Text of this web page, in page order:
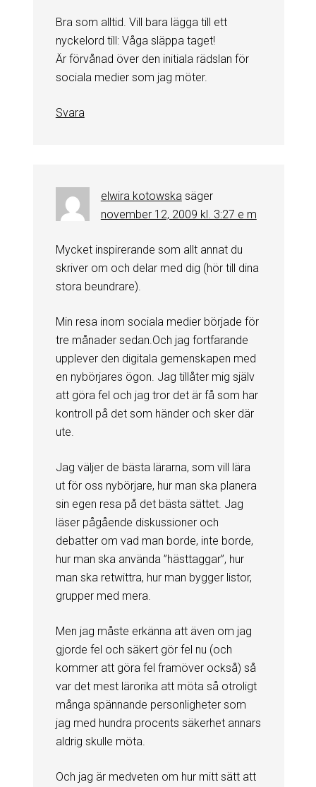
Bra som alltid. Vill bara lägga till ett
nyckelord till: Våga släppa taget!
Är förvånad över den initiala rädslan för
sociala medier som jag möter.
Svara
elwira kotowska säger
november 12, 2009 kl. 3:27 e m
Mycket inspirerande som allt annat du
skriver om och delar med dig (hör till dina
stora beundrare).
Min resa inom sociala medier började för
tre månader sedan.Och jag fortfarande
upplever den digitala gemenskapen med
en nybörjares ögon. Jag tillåter mig själv
att göra fel och jag tror det är få som har
kontroll på det som händer och sker där
ute.
Jag väljer de bästa lärarna, som vill lära
ut för oss nybörjare, hur man ska planera
sin egen resa på det bästa sättet. Jag
läser pågående diskussioner och
debatter om vad man borde, inte borde,
hur man ska använda ”hästtaggar”, hur
man ska retwittra, hur man bygger listor,
grupper med mera.
Men jag måste erkänna att även om jag
gjorde fel och säkert gör fel nu (och
kommer att göra fel framöver också) så
var det mest lärorika att möta så otroligt
många spännande personligheter som
jag med hundra procents säkerhet annars
aldrig skulle möta.
Och jag är medveten om hur mitt sätt att